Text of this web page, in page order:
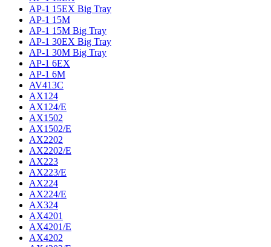
AP-1 15EX Big Tray
AP-1 15M
AP-1 15M Big Tray
AP-1 30EX Big Tray
AP-1 30M Big Tray
AP-1 6EX
AP-1 6M
AV413C
AX124
AX124/E
AX1502
AX1502/E
AX2202
AX2202/E
AX223
AX223/E
AX224
AX224/E
AX324
AX4201
AX4201/E
AX4202